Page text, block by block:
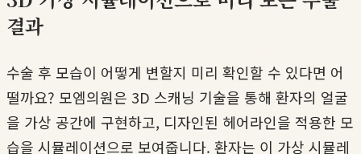
결과
수술 후 모습이 어떻게 변할지 미리 확인할 수 있다면 어
떨까요? 모엠의원은 3D 스캐닝 기술을 통해 환자의 얼굴
을 가상 공간에 구현하고, 디자인된 헤어라인을 적용한 모
습을 시뮬레이션으로 보여줍니다. 환자는 이 가상 시뮬레